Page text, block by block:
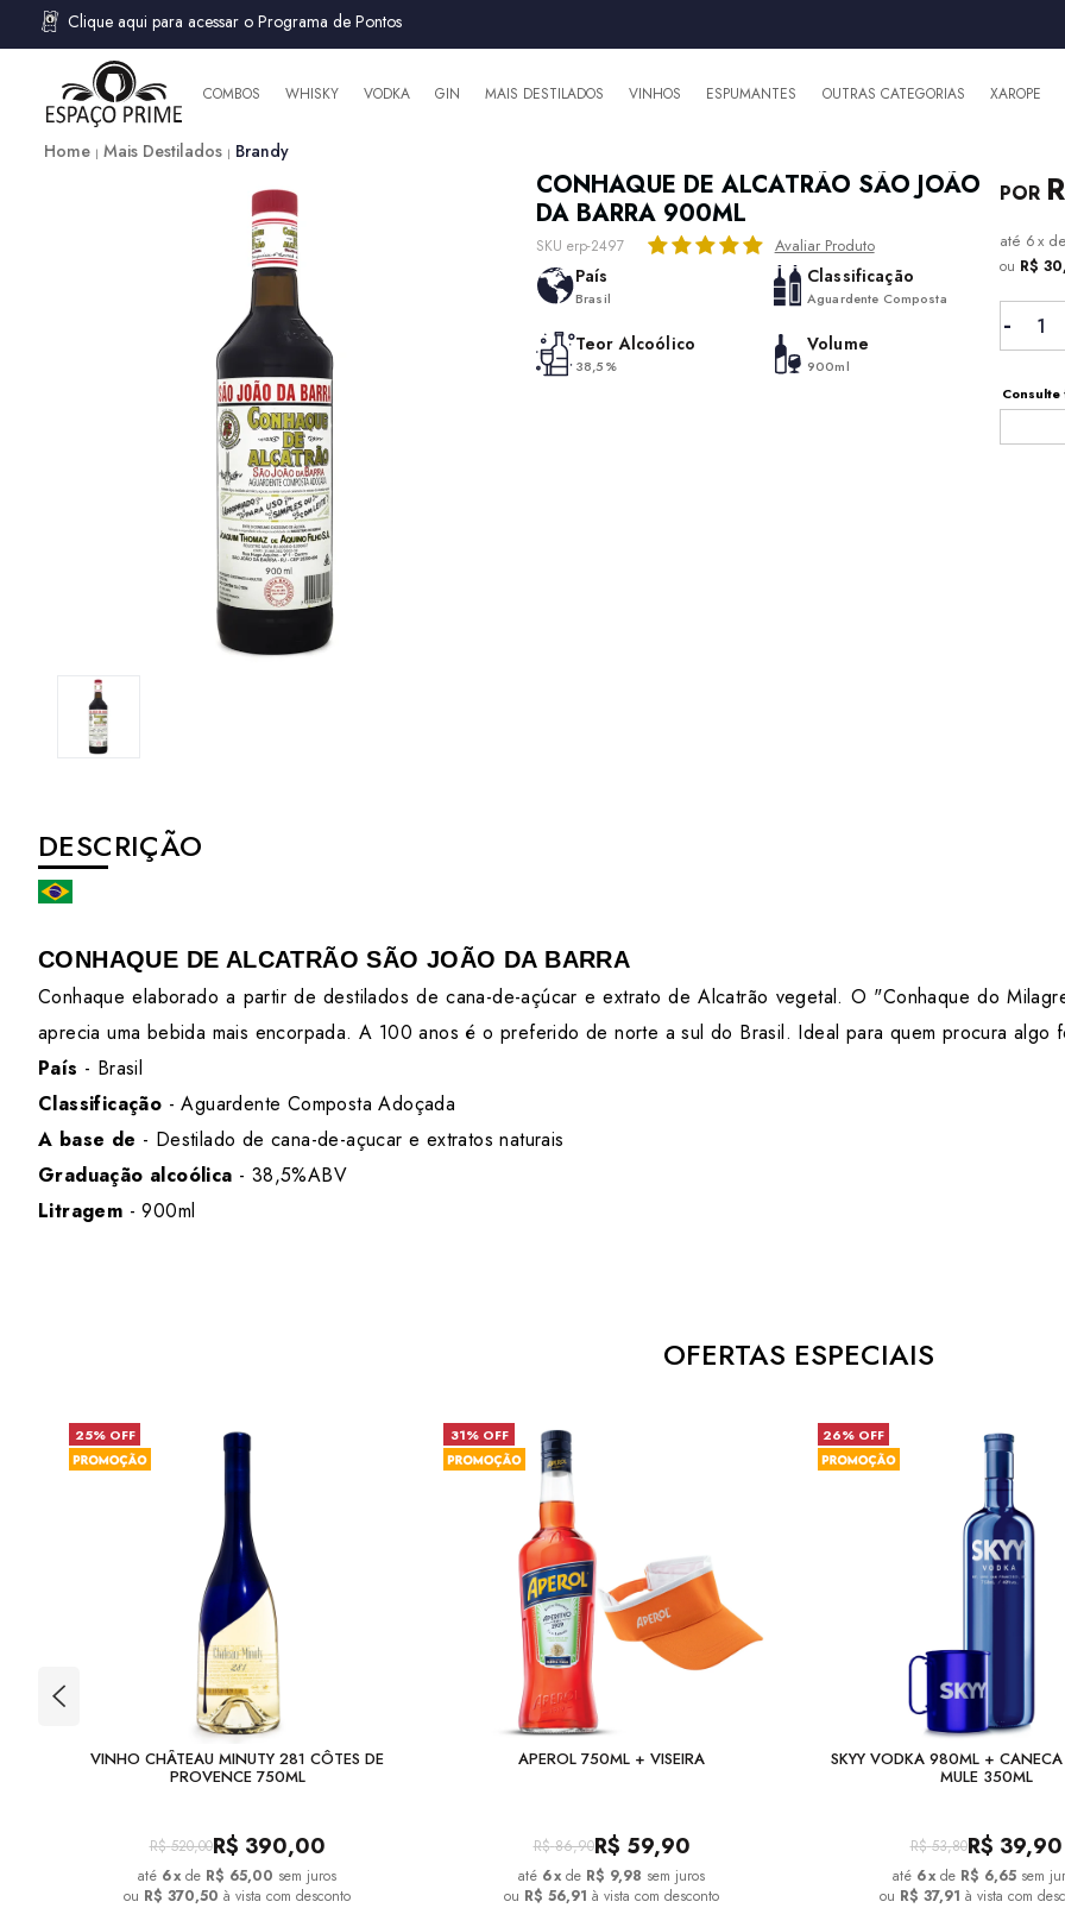
Clique aqui para acessar o Programa de Pontos
COMBOS WHISKY VODKA GIN MAIS DESTILADOS VINHOS ESPUMANTES OUTRAS CATEGORIAS XAROPE
Home Mais Destilados Brandy
CONHAQUE DE ALCATRÃO SÃO JOÃO
DA BARRA 900ML
SKU erp-2497 Avaliar Produto
País
Brasil
Classificação
Aguardente Composta
Teor Alcoólico
38,5%
Volume
900ml
6x de
ou R$
DESCRIÇÃO
CONHAQUE DE ALCATRÃO SÃO JOÃO DA BARRA
Conhaque elaborado a partir de destilados de cana-de-açúcar e extrato de Alcatrão vegetal. O "Conhaque do
aprecia uma bebida mais encorpada. A 100 anos é o preferido de norte a sul do Brasil. Ideal para quem procura algo
País - Brasil
Classificação - Aguardente Composta Adoçada
A base de - Destilado de cana-de-açucar e extratos naturais
Graduação alcoólica - 38,5%ABV
Litragem - 900ml
OFERTAS ESPECIAIS
25% OFF
VINHO CHÂTEAU MINUTY 281 CÔTES DE
PROVENCE 750ML
R$ 520,00R$ 390,00
6x de R$ 65,00 sem juros
ou R$ 370,50 à vista com desconto
31% OFF
APEROL 750ML + VISEIRA
R$ 86,90R$ 59,90
6x de R$ 9,98 sem juros
ou R$ 56,91 à vista com desconto
26% OFF
SKYY VODKA 980ML +
MULE 350ML
R$ 53,80R$ 39,90
6x de R$ 6,65 sem
ou R$ 37,91 à vista com